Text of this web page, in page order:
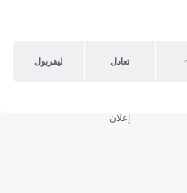
تعادل ليفربول
إعلان